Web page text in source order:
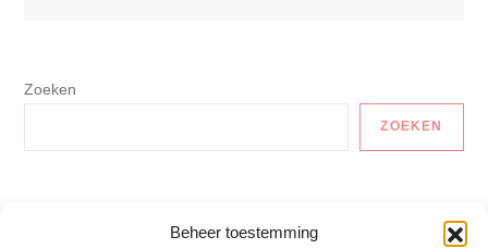
Beheer toestemming
Zoeken
ZOEKEN